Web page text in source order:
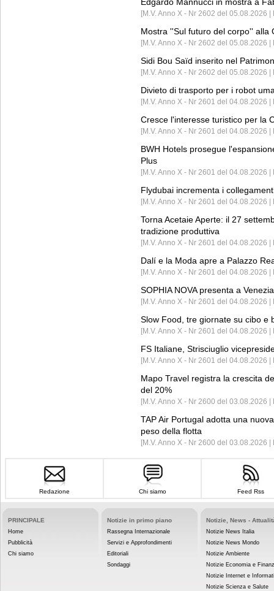
[M.V. Anno X - Nr 2602 del 05.08.2026 |
Mostra ''Sul futuro del corpo'' alla
[M.V. Anno X - Nr 2602 del 05.08.2026
Sidi Bou Saïd inserito nel
[M.V. Anno X - Nr 2602 del 05.08.2026
Divieto di trasporto per i robot
[M.V. Anno X - Nr 2601 del 04.08.2026
Cresce l'interesse turistico per la
[M.V. Anno X - Nr 2601 del 04.08.2026 |
BWH Hotels prosegue
Plus
[M.V. Anno X - Nr 2601 del 04.08.2026 |
Flydubai incrementa i
[M.V. Anno X - Nr 2601 del 04.08.2026 |
Torna Acetaie Aperte: il 27
tradizione produttiva
[M.V. Anno X - Nr 2601 del 04.08.2026 |
Dalí e la Moda apre a Palazzo
[M.V. Anno X - Nr 2601 del 04.08.2026 |
SOPHIA NOVA presenta a
[M.V. Anno X - Nr 2601 del 04.08.2026
Slow Food, tre giornate su cibo e
[M.V. Anno X - Nr 2601 del 04.08.2026 |
FS Italiane, Strisciuglio
[M.V. Anno X - Nr 2601 del 04.08.2026 |
Mapo Travel registra la crescita
del 20%
[M.V. Anno X - Nr 2600 del 03.08.2026 |
TAP Air Portugal adotta una
peso della flotta
[M.V. Anno X - Nr 2600 del 03.08.2026
Redazione Chi siamo Feed Rss
PRINCIPALE
Home
Pubblicità
Chi siamo
Notizie in primo piano
Rassegna Internazionale
Servizi e Approfondimenti
Editoriali
Sondaggi
Notizie, News -
Notizie News Italia
Notizie News Mondo
Notizie Ambiente
Notizie Economia e
Notizie Internet e
Notizie Scienza e Salute